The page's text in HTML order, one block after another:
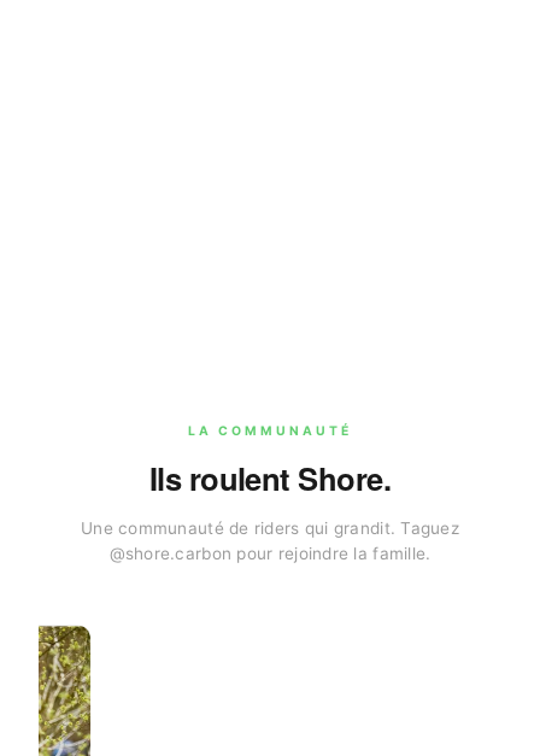
LA COMMUNAUTÉ
Ils roulent Shore.
Une communauté de riders qui grandit. Taguez
@shore.carbon pour rejoindre la famille.